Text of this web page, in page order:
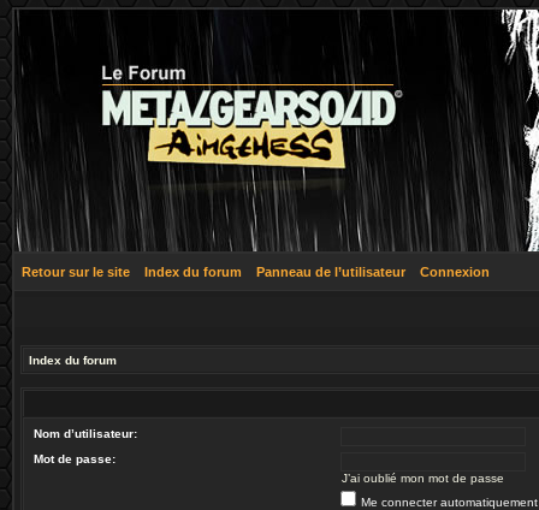
Retour sur le site Index du forum Panneau de l’utilisateur Connexion
Index du forum
Nom d’utilisateur:
Mot de passe:
J’ai oublié mon mot de passe
Me connecter